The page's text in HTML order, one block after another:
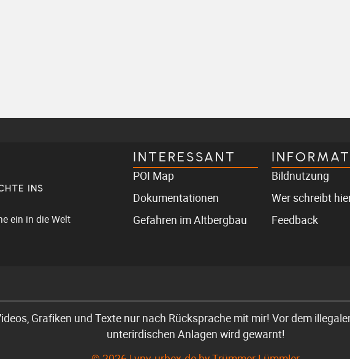
INS
ein in die Welt
INTERESSANT
POI Map
Dokumentationen
Gefahren im Altbergbau
Bildnutzung
Wer schreibt
Feedback
Grafiken und Texte nur nach Rücksprache mit mir! Vor dem
unterirdischen Anlagen wird gewarnt!